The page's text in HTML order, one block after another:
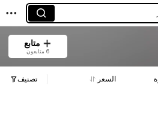
متابع
6 متابعون
السعر تصنيف